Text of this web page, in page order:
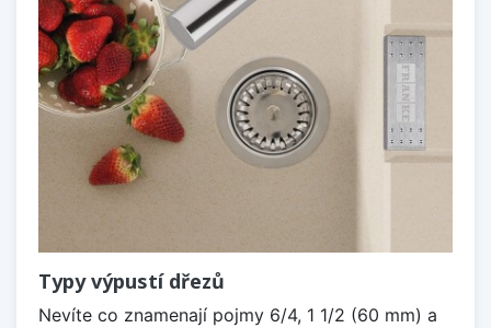
Typy výpustí dřezů
Nevíte co znamenají pojmy 6/4, 1 1/2 (60 mm) a